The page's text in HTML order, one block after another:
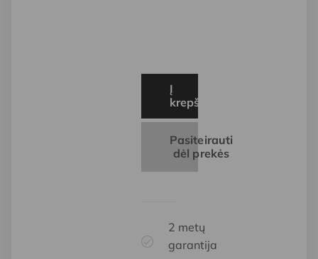
Į
krepšelį
Pasiteirauti
dėl prekės
2 metų
garantija